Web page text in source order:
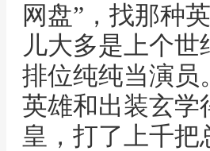
网盘”，找那种
儿大多是上个
排位纯纯当演员
英雄和出装玄学
皇，打了上千